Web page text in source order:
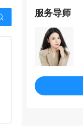
服务导师